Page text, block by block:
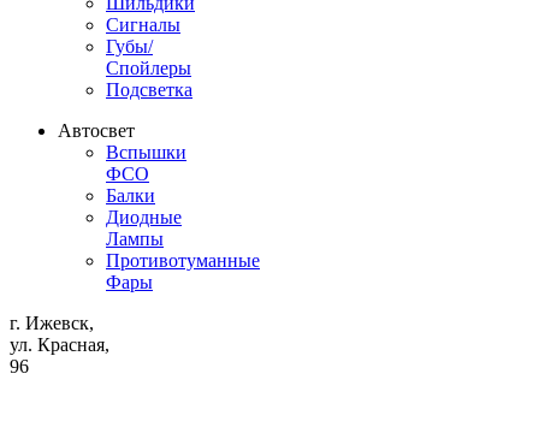
Сигналы
Губы/
Спойлеры
Подсветка
Автосвет
Вспышки
ФСО
Балки
Диодные
Лампы
Противотуманные
Фары
г. Ижевск,
ул. Красная,
96